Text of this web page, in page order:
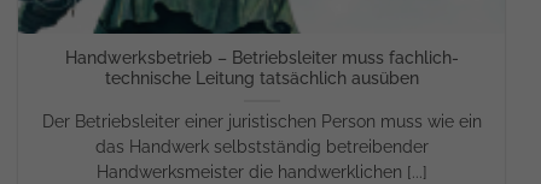
Handwerksbetrieb – Betriebsleiter muss fachlich-
technische Leitung tatsächlich ausüben
Der Betriebsleiter einer juristischen Person muss wie ein
das Handwerk selbstständig betreibender
Handwerksmeister die handwerklichen [...]